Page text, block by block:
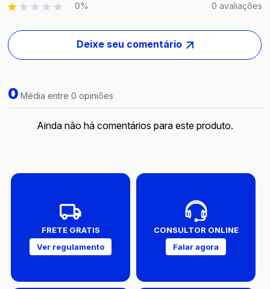
0 Média entre 0 opiniões
Ainda não há comentários para este produto.
0% 0 avaliações
Deixe seu comentário
FRETE GRATIS
Ver regulamento
CONSULTOR ONLINE
Falar agora